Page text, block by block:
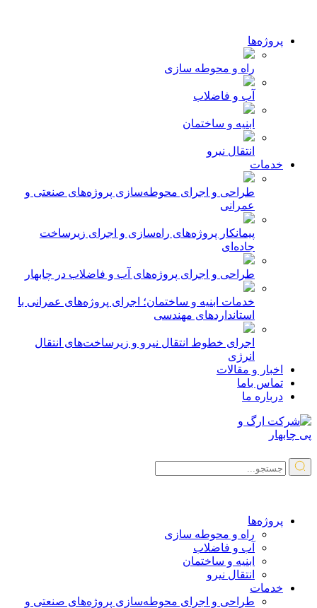
پروژه‌ها
راه و محوطه سازی
آب و فاضلاب
ابنیه و ساختمان
انتقال نیرو
خدمات
طراحی و اجرای محوطه‌سازی پروژه‌های صنعتی و
عمرانی
پیمانکار پروژه‌های راه‌سازی و اجرای زیرساخت
جاده‌ای
طراحی و اجرای پروژه‌های آب و فاضلاب در چابهار
خدمات ابنیه و ساختمان؛ اجرای پروژه‌های عمرانی با
استانداردهای مهندسی
اجرای خطوط انتقال نیرو و زیرساخت‌های انتقال
انرژی
اخبار و مقالات
تماس باما
درباره ما
پروژه‌ها
راه و محوطه سازی
آب و فاضلاب
ابنیه و ساختمان
انتقال نیرو
خدمات
طراحی و اجرای محوطه‌سازی پروژه‌های صنعتی و